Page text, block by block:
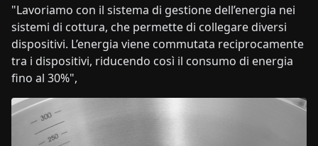
"Lavoriamo con il sistema di gestione dell’energia nei
sistemi di cottura, che permette di collegare diversi
dispositivi. L’energia viene commutata reciprocamente
tra i dispositivi, riducendo così il consumo di energia
fino al 30%",